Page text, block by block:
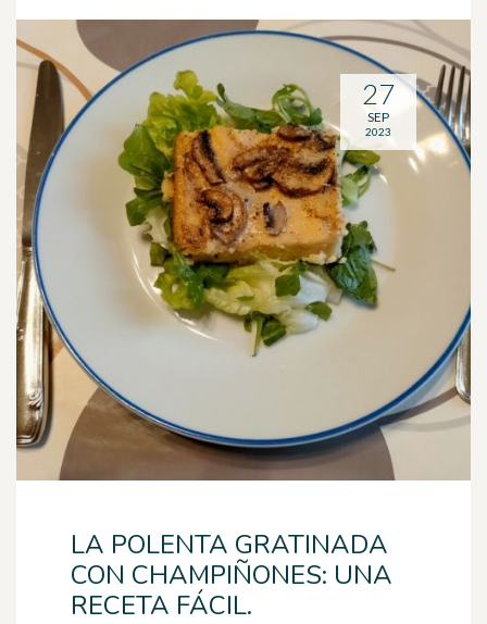
LA POLENTA GRATINADA
CON CHAMPIÑONES: UNA
RECETA FÁCIL.
27
SEP
2023